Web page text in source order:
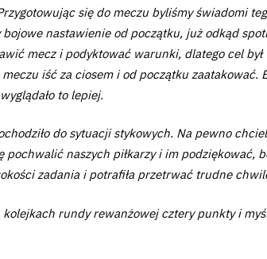
się do meczu byliśmy świadomi
nastawienie od początku, już odkąd
mecz i podyktować warunki, dlatego cel
iść za ciosem i od początku zaatakować.
to lepiej.
do sytuacji stykowych. Na pewno
naszych piłkarzy i im podziękować,
zadania i potrafiła przetrwać trudne
rundy rewanżowej cztery punkty i